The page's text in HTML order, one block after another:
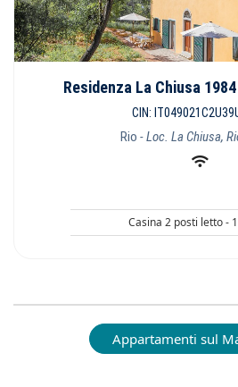
Residenza La Chiusa
CIN:
Rio - Loc. La Chiusa,
Casina 2 posti letto -
Appartamenti sul